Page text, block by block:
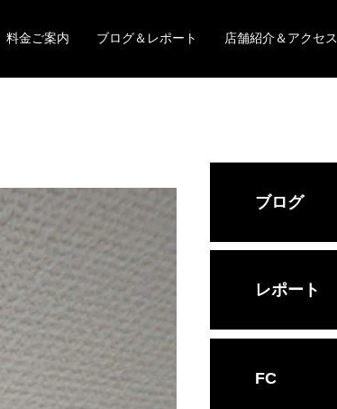
料金ご案内 ブログ＆レポート 店舗紹介＆アクセス
ブログ
レポート
FC